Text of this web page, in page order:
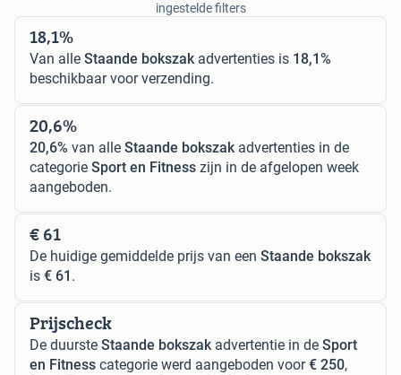
ingestelde filters
18,1%
Van alle Staande bokszakadvertenties is 18,1%
beschikbaar voor verzending.
20,6%
20,6% van alle Staande bokszakadvertenties in de
categorie Sport en Fitness zijn in de afgelopen week
aangeboden.
€ 61
De huidige gemiddelde prijs van een Staande bokszak
is € 61 .
Prijscheck
De duurste Staande bokszakadvertentie in de Sport
en Fitness categorie werd aangeboden voor€ 250,